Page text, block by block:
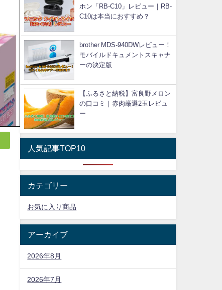
ホン「RB-C10」レビュー｜RB-
C10は本当におすすめ？
brother MDS-940DWレビュー！
モバイルドキュメントスキャナ
ーの決定版
【ふるさと納税】富良野メロン
の口コミ｜赤肉厳選2玉レビュ
ー
人気記事TOP10
カテゴリー
お気に入り商品
アーカイブ
2026年8月
2026年7月